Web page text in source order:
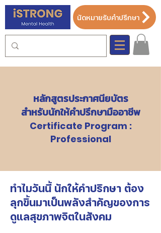
นัดหมายรับคำปรึกษา
หลักสูตรประกาศนียบัตร
สำหรับนักให้คำปรึกษามืออาชีพ
Certificate Program :
Professional
ทำไมวันนี้ นักให้คำปรึกษา ต้อง
ลุกขึ้นมาเป็นพลังสำคัญของการ
ดูแลสุขภาพจิตในสังคม